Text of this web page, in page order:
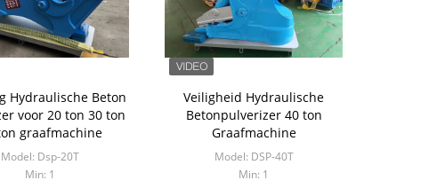
Hydraulische Beton
voor 20 ton 30 ton
graafmachine
Model: Dsp-20T
Min: 1
Veiligheid Hydraulische
Betonpulverizer 40 ton
Graafmachine
Model: DSP-40T
Min: 1